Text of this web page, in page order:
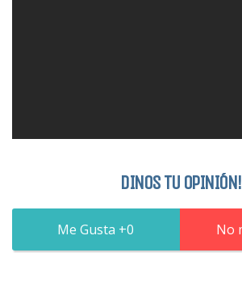
DINOS TU OPINIÓN!
0